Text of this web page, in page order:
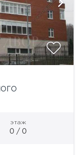
этаж
0 / 0